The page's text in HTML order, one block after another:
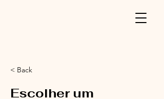
< Back
Escolher um